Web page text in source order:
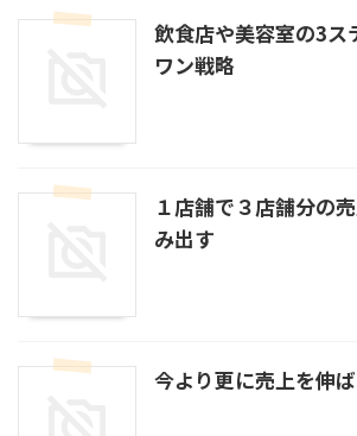
飲食店や美容室の3ス
ワン戦略
１店舗で３店舗分の
み出す
今より更に売上を伸